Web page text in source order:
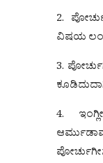
2.
ವಿಷಯ
3.
4.